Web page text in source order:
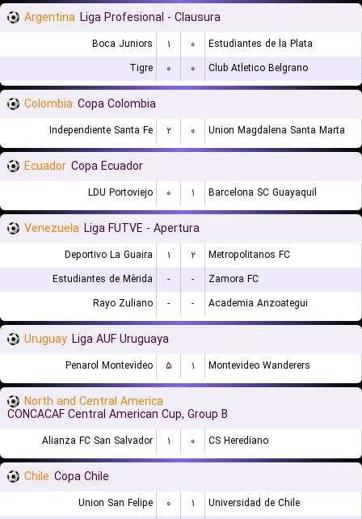
Argentina Liga Profesional - Clausura
Boca Juniors ۱ ۰
Estudiantes de la Plata
Tigre
۰ ۰ Club Atletico Belgrano
Colombia Copa Colombia
Independiente Santa Fe ۲ ۰ Union Magdalena Santa Marta
Ecuador Copa Ecuador
LDU Portoviejo ۰ ۱ Barcelona SC Guayaquil
Venezuela Liga FUTVE - Apertura
Deportivo La Guaira ۱ ۲
Metropolitanos FC
Estudiantes de Mérida
- -
Zamora FC
Rayo Zuliano
- - Academia Anzoategui
Uruguay Liga AUF Uruguaya
Penarol Montevideo ۵ ۱ Montevideo Wanderers
North and Central America
CONCACAF Central American Cup, Group B
Alianza FC San Salvador ۱ ۰ CS Herediano
Chile Copa Chile
Union San Felipe ۰ ۱
Universidad de Chile